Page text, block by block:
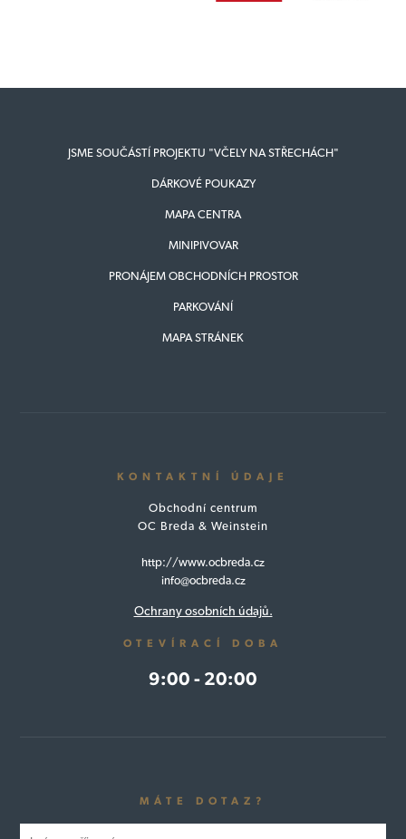
JSME SOUČÁSTÍ PROJEKTU "VČELY NA STŘECHÁCH"
DÁRKOVÉ POUKAZY
MAPA CENTRA
MINIPIVOVAR
PRONÁJEM OBCHODNÍCH PROSTOR
PARKOVÁNÍ
MAPA STRÁNEK
KONTAKTNÍ ÚDAJE
Obchodní centrum
OC Breda & Weinstein
http://www.ocbreda.cz
info@ocbreda.cz
Ochrany osobních údajů.
OTEVÍRACÍ DOBA
9:00 - 20:00
MÁTE DOTAZ?